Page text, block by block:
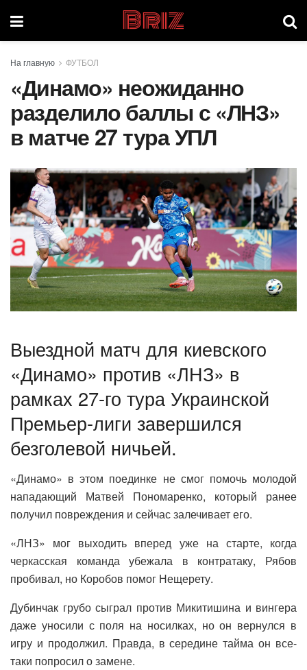
Briz
На главную ФУТБОЛ
«Динамо» неожиданно
разделило баллы с «ЛНЗ»
в матче 27 тура УПЛ
Выездной матч для киевского
«Динамо» против «ЛНЗ» в
рамках 27-го тура Украинской
Премьер-лиги завершился
безголевой ничьей.
«Динамо» в этом поединке не смог помочь молодой
нападающий Матвей Пономаренко, который ранее
получил повреждения и сейчас залечивает его.
«ЛНЗ» мог выходить вперед уже на старте, когда
черкасская команда убежала в контратаку, Рябов
пробивал, но Коробов помог Нещерету.
Дубинчак грубо сыграл против Микитишина и вингера
даже уносили с поля на носилках, но он вернулся в
игру и продолжил. Правда, в середине тайма он все-
таки попросил о замене.